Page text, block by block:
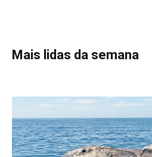
Peixe-lua emerge horizontalmente
permitir que aves marinhas